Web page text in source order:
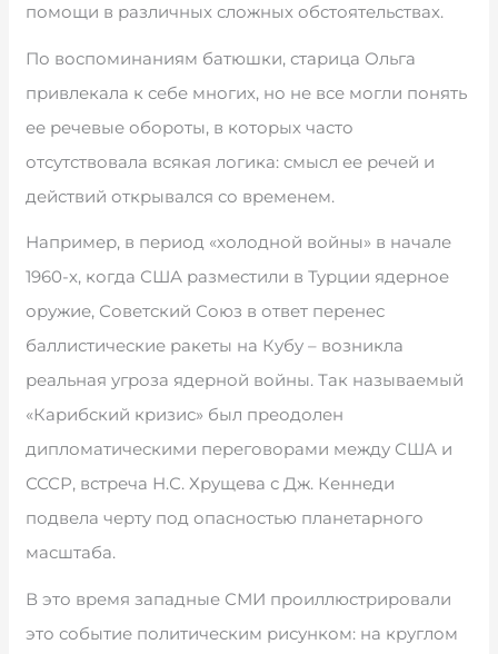
помощи в различных сложных обстоятельствах.
По воспоминаниям батюшки, старица Ольга
привлекала к себе многих, но не все могли понять
ее речевые обороты, в которых часто
отсутствовала всякая логика: смысл ее речей и
действий открывался со временем.
Например, в период «холодной войны» в начале
1960-х, когда США разместили в Турции ядерное
оружие, Советский Союз в ответ перенес
баллистические ракеты на Кубу – возникла
реальная угроза ядерной войны. Так называемый
«Карибский кризис» был преодолен
дипломатическими переговорами между США и
СССР, встреча Н.С. Хрущева с Дж. Кеннеди
подвела черту под опасностью планетарного
масштаба.
В это время западные СМИ проиллюстрировали
это событие политическим рисунком: на круглом